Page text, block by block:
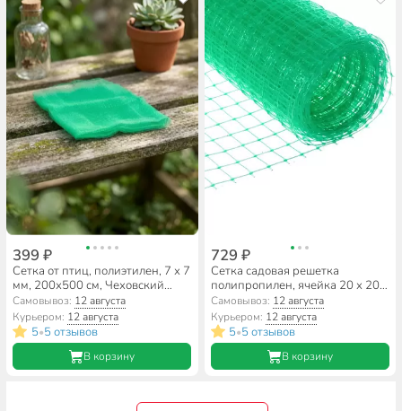
399 ₽
Сетка от птиц, полиэтилен, 7 х 7
мм, 200х500 см, Чеховский
Завод Материалов,
УБ-00003911
Самовывоз: 12 августа
Курьером: 12 августа
5•5 отзывов
В корзину
729 ₽
Сетка садовая решетка
полипропилен, ячейка 20 х 20
мм, 100х1000 см, Чеховский
Завод Материалов, 00-
00001617
Самовывоз: 12 августа
Курьером: 12 августа
5•5 отзывов
В корзину